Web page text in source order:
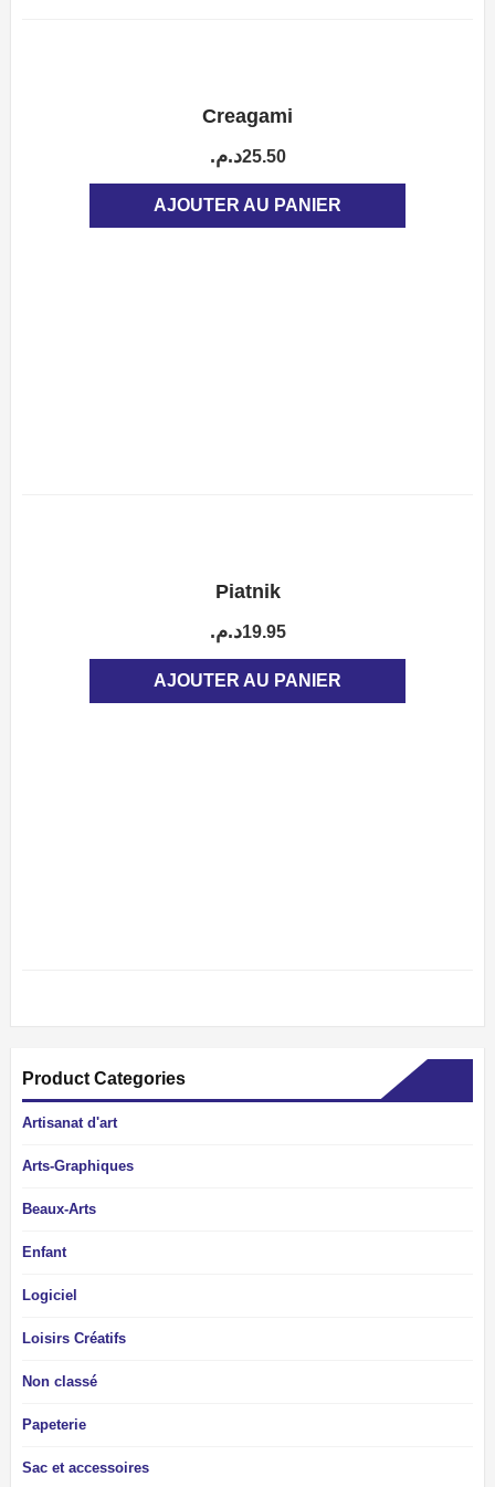
Creagami
25.50د.م.
AJOUTER AU PANIER
Piatnik
19.95د.م.
AJOUTER AU PANIER
Product Categories
Artisanat d'art
Arts-Graphiques
Beaux-Arts
Enfant
Logiciel
Loisirs Créatifs
Non classé
Papeterie
Sac et accessoires